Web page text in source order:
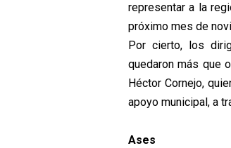
representar a la
próximo mes de
Por cierto, los
quedaron más que
Héctor Cornejo,
apoyo municipal, a
Ases